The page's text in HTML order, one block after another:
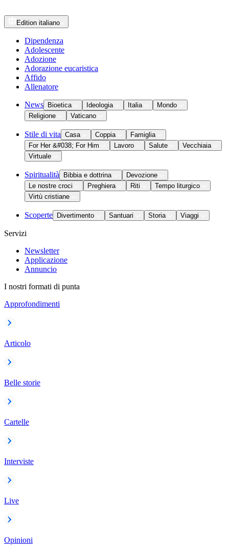
Edition italiano
Dipendenza
Adolescente
Adozione
Adorazione eucaristica
Affido
Allenatore
News Bioetica Ideologia Italia
Mondo
Religione
Vaticano
Stile di vita Casa Coppia
Famiglia
For Her &#038; For Him
Lavoro Salute
Vecchiaia
Virtuale
Spiritualità Bibbia e dottrina
Devozione
Le nostre croci
Preghiera Riti
Tempo liturgico
Virtù cristiane
Scoperte Divertimento Santuari Storia Viaggi
Servizi
Newsletter
Applicazione
Annuncio
I nostri formati di punta
Approfondimenti
Articolo
Belle storie
Cartelle
Interviste
Live
Opinioni